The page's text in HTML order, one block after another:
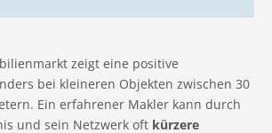
zeigt eine positive
bei kleineren Objekten zwischen 30
Ein erfahrener Makler kann durch
und sein Netzwerk oft kürzere